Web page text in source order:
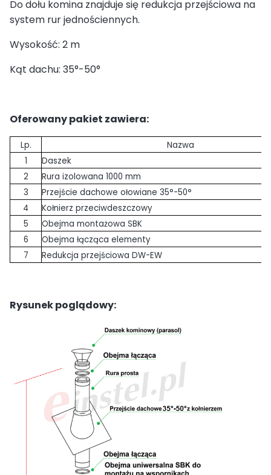
Do dołu komina znajduje się redukcja przejściowa na
system rur jednościennych.
Wysokość: 2 m
Kąt dachu: 35°-50°
Oferowany pakiet zawiera:
Lp.
Nazwa
1
Daszek
2
Rura izolowana 1000 mm
3
Przejście dachowe ołowiane 35°-50°
4
Kołnierz przeciwdeszczowy
5
Obejma montażowa SBK
6
Obejma łącząca elementy
7
Redukcja przejściowa DW-EW
Rysunek poglądowy: